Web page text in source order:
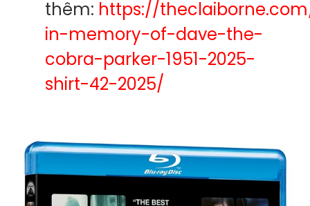
thêm: https://
in-memory-of-dave-the-
cobra-parker-1951-2025-
shirt-42-2025/